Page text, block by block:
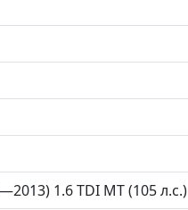
1.6 TDI MT (105 л.с.)